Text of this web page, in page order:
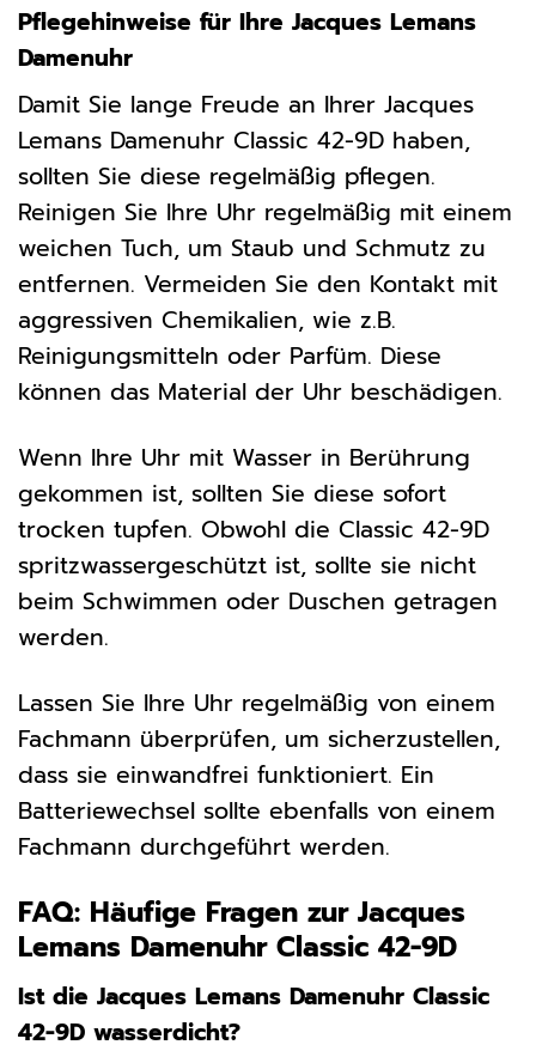
Pflegehinweise für Ihre Jacques Lemans
Damenuhr
Damit Sie lange Freude an Ihrer Jacques
Lemans Damenuhr Classic 42-9D haben,
sollten Sie diese regelmäßig pflegen.
Reinigen Sie Ihre Uhr regelmäßig mit einem
weichen Tuch, um Staub und Schmutz zu
entfernen. Vermeiden Sie den Kontakt mit
aggressiven Chemikalien, wie z.B.
Reinigungsmitteln oder Parfüm. Diese
können das Material der Uhr beschädigen.
Wenn Ihre Uhr mit Wasser in Berührung
gekommen ist, sollten Sie diese sofort
trocken tupfen. Obwohl die Classic 42-9D
spritzwassergeschützt ist, sollte sie nicht
beim Schwimmen oder Duschen getragen
werden.
Lassen Sie Ihre Uhr regelmäßig von einem
Fachmann überprüfen, um sicherzustellen,
dass sie einwandfrei funktioniert. Ein
Batteriewechsel sollte ebenfalls von einem
Fachmann durchgeführt werden.
FAQ: Häufige Fragen zur Jacques
Lemans Damenuhr Classic 42-9D
Ist die Jacques Lemans Damenuhr Classic
42-9D wasserdicht?